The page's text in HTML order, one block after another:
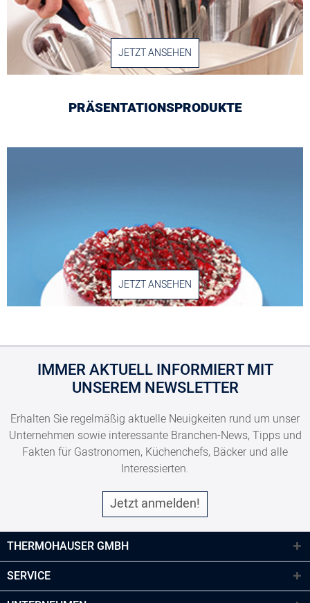
JETZT ANSEHEN
PRÄSENTATIONSPRODUKTE
JETZT ANSEHEN
IMMER AKTUELL INFORMIERT MIT
UNSEREM NEWSLETTER
Erhalten Sie regelmäßig aktuelle Neuigkeiten rund um unser
Unternehmen sowie interessante Branchen-News, Tipps und
Fakten für Gastronomen, Küchenchefs, Bäcker und alle
Interessierten.
Jetzt anmelden!
THERMOHAUSER GMBH
SERVICE